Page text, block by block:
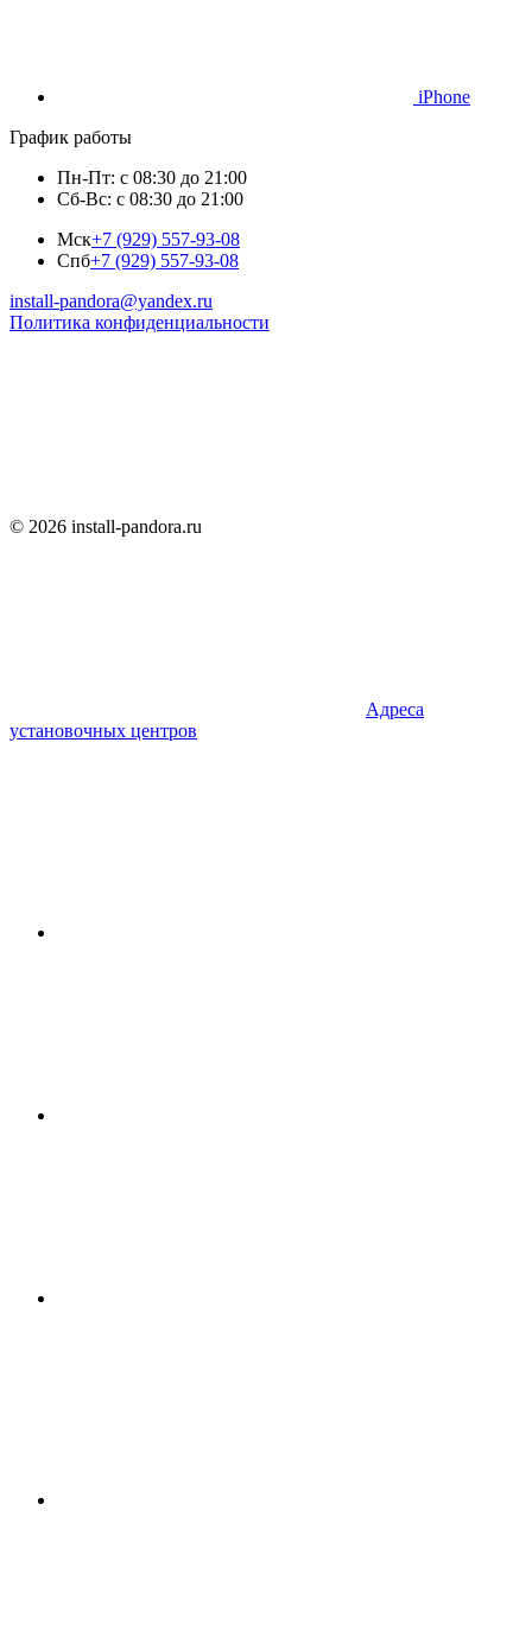
iPhone
График работы
Пн-Пт: с 08:30 до 21:00
Сб-Вс: с 08:30 до 21:00
Мск+7 (929) 557-93-08
Спб+7 (929) 557-93-08
install-pandora@yandex.ru
Политика конфиденциальности
© 2026 install-pandora.ru
Адреса
установочных центров